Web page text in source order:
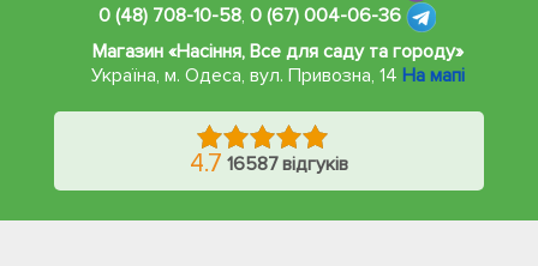
0 (48) 708-10-58, 0 (67) 004-06-36
Магазин «Насіння, Все для саду та городу»
Україна, м. Одеса,вул. Привозна, 14 На мапі
4.7 16587 відгуків